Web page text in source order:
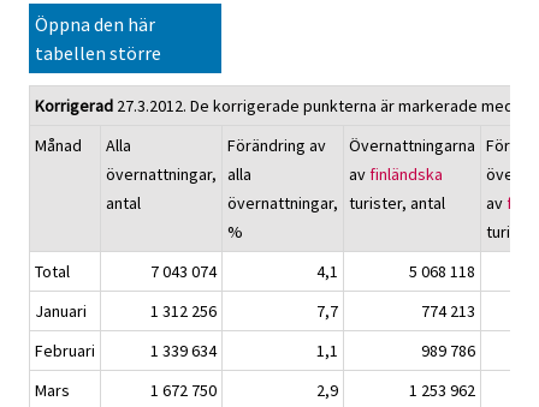
Öppna den här
tabellen större
Korrigerad 27.3.2012. De korrigerade punkterna är markerade med
Månad
Alla
övernattningar,
antal
Förändring av
alla
övernattningar,
%
Övernattningarna
av finländska
turister, antal
av
Total
7 043 074 4,1
5 068 118
Januari
1 312 256 7,7
774 213
Februari
1 339 634 1,1
989 786
Mars
1 672 750 2,9
1 253 962